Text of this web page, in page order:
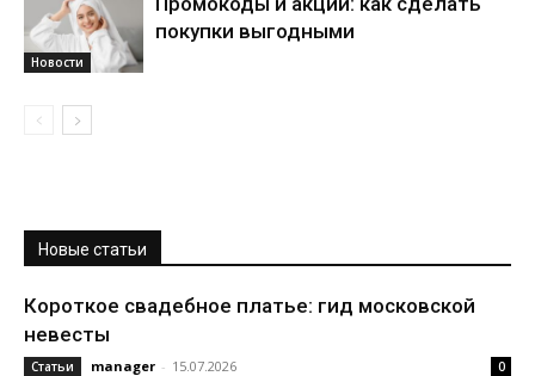
Новости
покупки выгодными
Новые статьи
Короткое свадебное платье: гид московской
невесты
Статьи manager - 15.07.2026 0